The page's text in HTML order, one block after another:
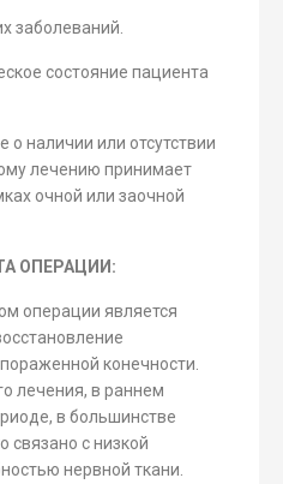
заболеваний.
состояние пациента
наличии или отсутствии
лечению принимает
очной или заочной
ОПЕРАЦИИ:
операции является
конечности.
лечения, в раннем
в большинстве
связано с низкой
нервной ткани.